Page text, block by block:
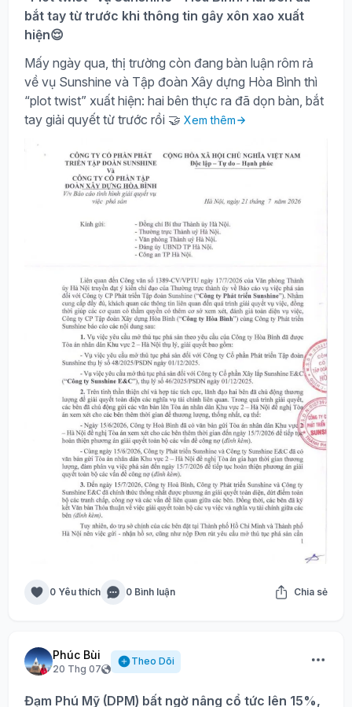
bắt tay từ trước khi thông tin gây xôn xao xuất
hiện😌
Mấy ngày qua, thị trường còn đang bàn luận rôm rả
về vụ Sunshine và Tập đoàn Xây dựng Hòa Bình thì
“plot twist” xuất hiện: hai bên thực ra đã dọn bàn, bắt
tay giải quyết từ trước rồi 🤝 Xem thêm
0 Yêu thích 0 Bình luận Chia sẻ
Phúc Bùi
20 Thg 07
Theo Dõi
Đạm Phú Mỹ (DPM) bất ngờ nâng cổ tức lên 15%,